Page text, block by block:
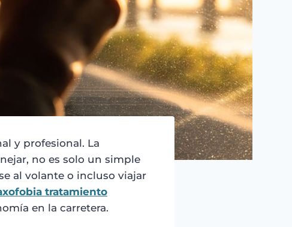
y profesional. La
no es solo un simple
al volante o incluso viajar
tratamiento
en la carretera.